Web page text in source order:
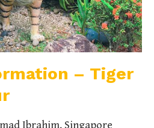
– Tiger
Ibrahim, Singapore